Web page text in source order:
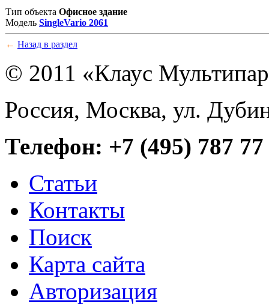
Тип объекта Офисное здание
Модель SingleVario 2061
← Назад в раздел
© 2011 «Клаус
Россия, Москва, ул.
Телефон: +7 (495) 787 77
Статьи
Контакты
Поиск
Карта сайта
Авторизация